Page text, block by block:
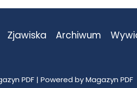
Zjawiska Archiwum
PDF | Powered by Magazyn PDF